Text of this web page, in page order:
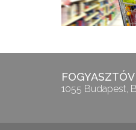
1055 Budapest,